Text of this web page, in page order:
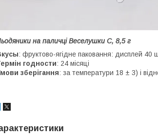
на паличці Веселушки С, 8,5 г
: фруктово-ягідне паковання: дисплей 40
годности: 24 місяці
зберігання: за температури 18 ± 3) і